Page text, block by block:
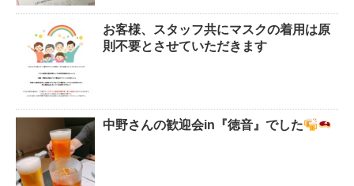
お客様、スタッフ共にマスクの着用は原
則不要とさせていただきます
中野さんの歓迎会in『徳音』でした